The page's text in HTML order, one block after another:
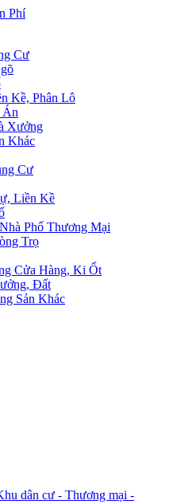
Cư
Kề, Phân Lô
Án
Xưởng
Khác
Cư
Liền Kề
Phố Thương Mại
Trọ
Cửa Hàng, Ki Ốt
Đất
Sản Khác
dân cư - Thương mại -